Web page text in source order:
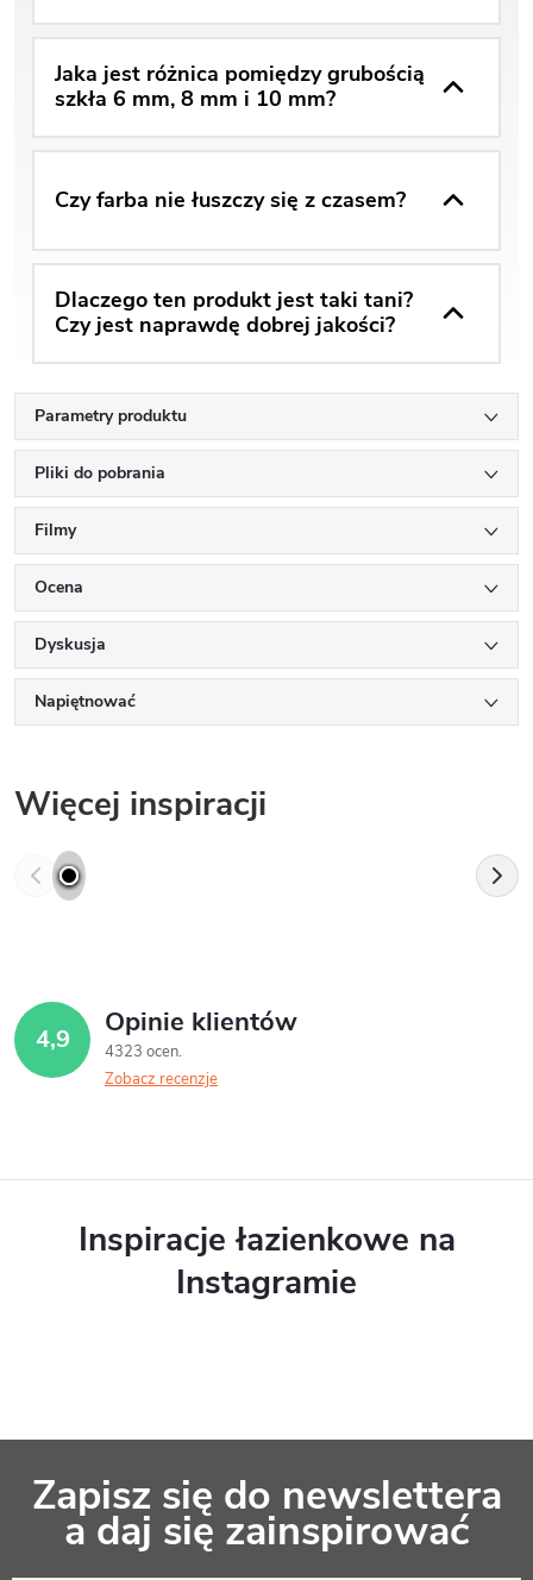
Jaka jest różnica pomiędzy grubością
szkła 6 mm, 8 mm i 10 mm?
Czy farba nie łuszczy się z czasem?
Dlaczego ten produkt jest taki tani?
Czy jest naprawdę dobrej jakości?
Parametry produktu
Pliki do pobrania
Filmy
Ocena
Dyskusja
Napiętnować
Więcej inspiracji
4,9 Opinie klientów
4323 ocen
Zobacz recenzje
Inspiracje łazienkowe na
Instagramie
Zapisz się do newslettera
a daj się zainspirować